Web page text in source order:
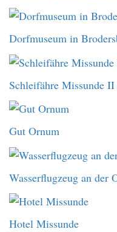
Dorfmuseum in
Schleifähre Missunde
Gut Ornum
Wasserflugzeug an der
Hotel Missunde